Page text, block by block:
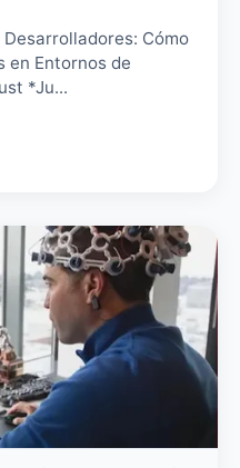
Cómo
en Entornos de
*Ju...